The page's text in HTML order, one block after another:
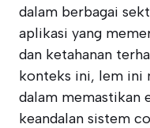
dalam berbagai
aplikasi yang
dan ketahanan
konteks ini, lem ini
dalam memastikan
keandalan sistem